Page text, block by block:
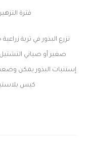
فترة التزهير بعد: 2-3 أشهر
تزرع البذور في تربة
صغير أو صياني
إستنبات البذور يمكن
كيس